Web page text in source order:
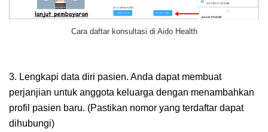
Cara daftar konsultasi di Aido Health
3. Lengkapi data diri pasien. Anda dapat membuat
perjanjian untuk anggota keluarga dengan menambahkan
profil pasien baru. (Pastikan nomor yang terdaftar dapat
dihubungi)